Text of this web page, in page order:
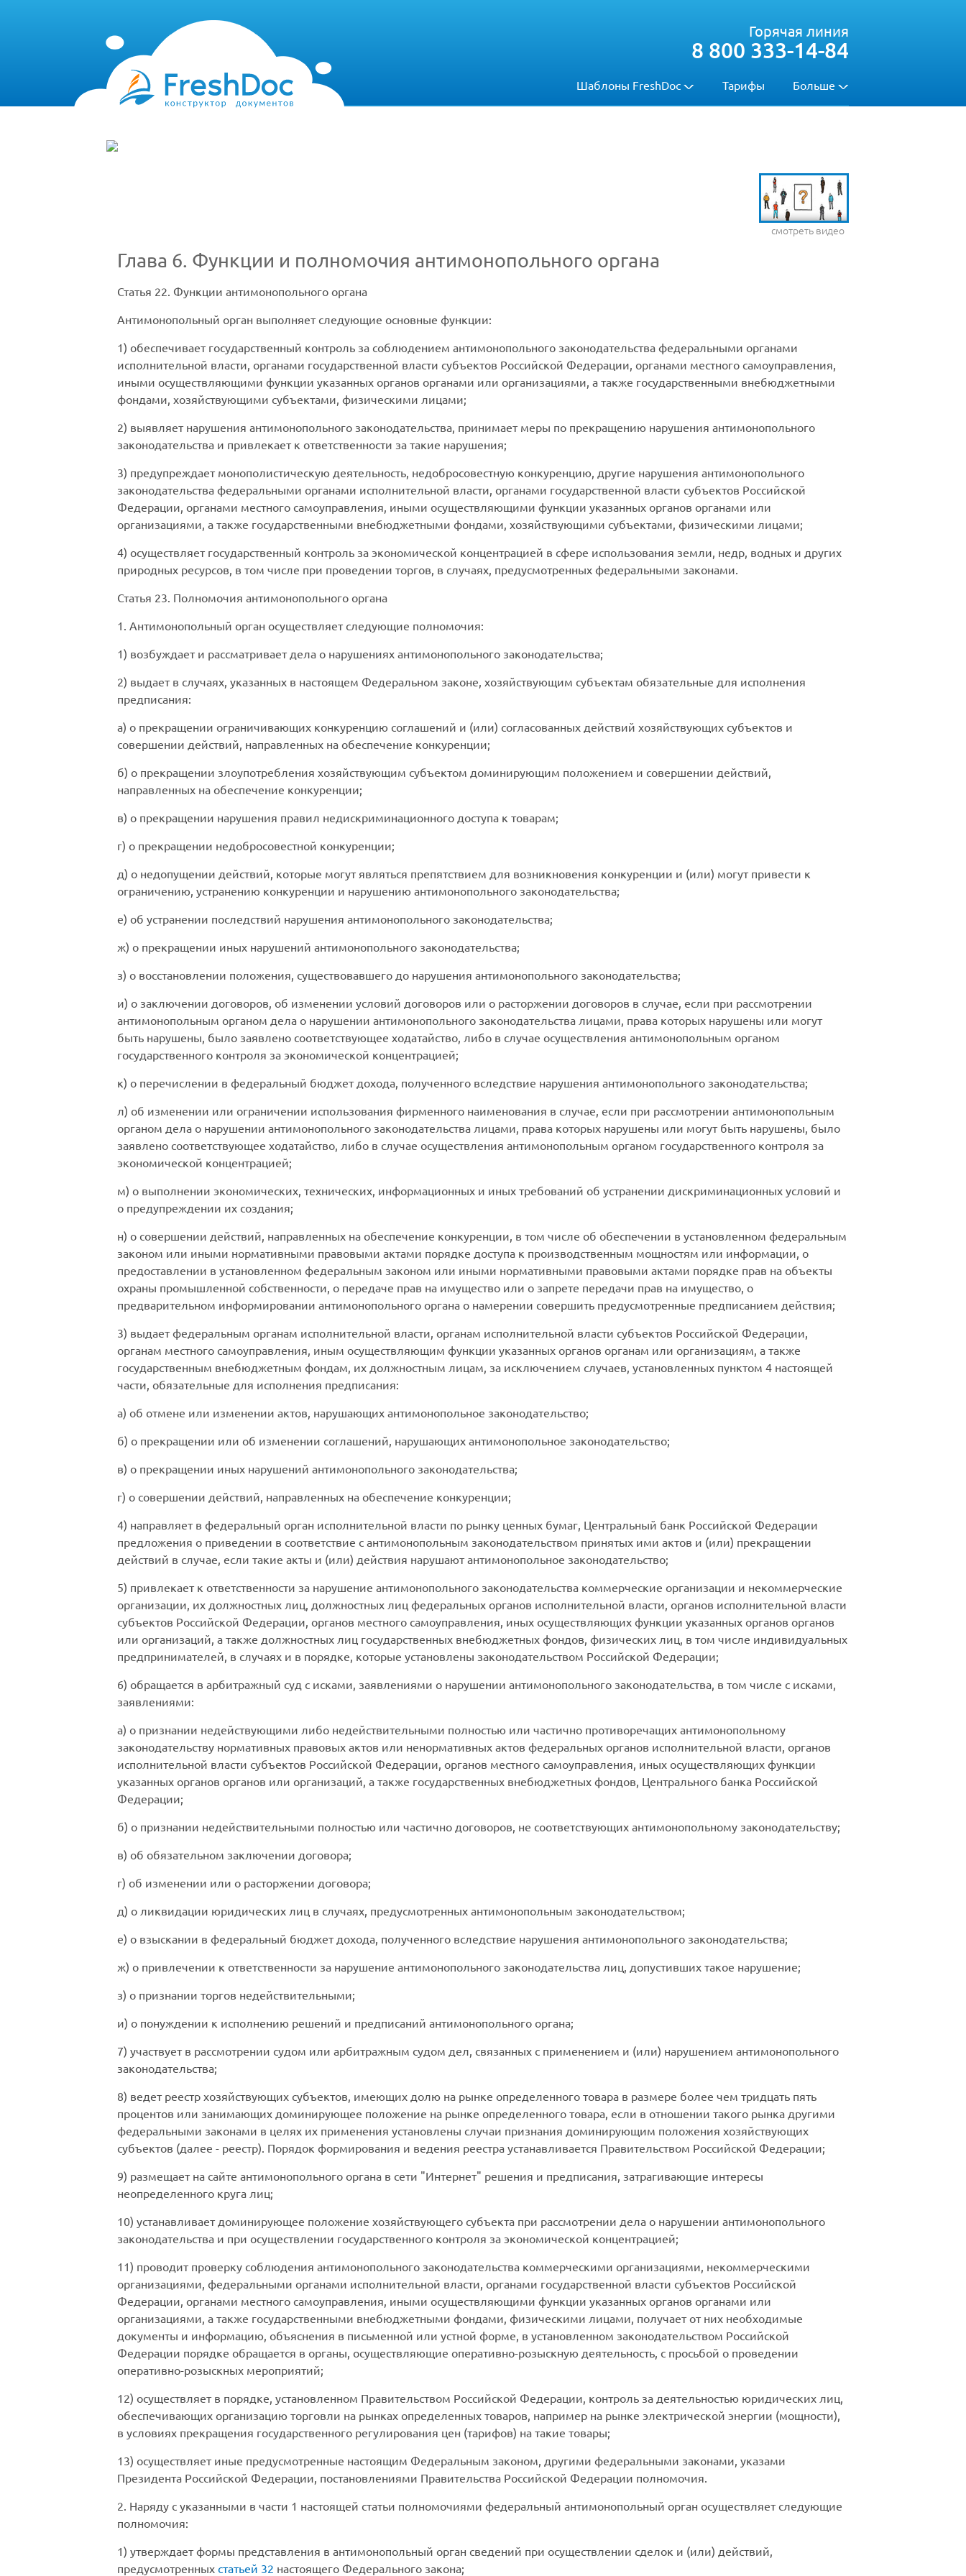
Шаблоны FreshDoc Тарифы Больше
Горячая линия
8 800 333-14-84
смотреть видео
Глава 6. Функции и полномочия антимонопольного органа
Статья 22. Функции антимонопольного органа
Антимонопольный орган выполняет следующие основные функции:
1) обеспечивает государственный контроль за соблюдением антимонопольного законодательства федеральными органами
исполнительной власти, органами государственной власти субъектов Российской Федерации, органами местного самоуправления,
иными осуществляющими функции указанных органов органами или организациями, а также государственными внебюджетными
фондами, хозяйствующими субъектами, физическими лицами;
2) выявляет нарушения антимонопольного законодательства, принимает меры по прекращению нарушения антимонопольного
законодательства и привлекает к ответственности за такие нарушения;
3) предупреждает монополистическую деятельность, недобросовестную конкуренцию, другие нарушения антимонопольного
законодательства федеральными органами исполнительной власти, органами государственной власти субъектов Российской
Федерации, органами местного самоуправления, иными осуществляющими функции указанных органов органами или
организациями, а также государственными внебюджетными фондами, хозяйствующими субъектами, физическими лицами;
4) осуществляет государственный контроль за экономической концентрацией в сфере использования земли, недр, водных и других
природных ресурсов, в том числе при проведении торгов, в случаях, предусмотренных федеральными законами.
Статья 23. Полномочия антимонопольного органа
1. Антимонопольный орган осуществляет следующие полномочия:
1) возбуждает и рассматривает дела о нарушениях антимонопольного законодательства;
2) выдает в случаях, указанных в настоящем Федеральном законе, хозяйствующим субъектам обязательные для исполнения
предписания:
а) о прекращении ограничивающих конкуренцию соглашений и (или) согласованных действий хозяйствующих субъектов и
совершении действий, направленных на обеспечение конкуренции;
б) о прекращении злоупотребления хозяйствующим субъектом доминирующим положением и совершении действий,
направленных на обеспечение конкуренции;
в) о прекращении нарушения правил недискриминационного доступа к товарам;
г) о прекращении недобросовестной конкуренции;
д) о недопущении действий, которые могут являться препятствием для возникновения конкуренции и (или) могут привести к
ограничению, устранению конкуренции и нарушению антимонопольного законодательства;
е) об устранении последствий нарушения антимонопольного законодательства;
ж) о прекращении иных нарушений антимонопольного законодательства;
з) о восстановлении положения, существовавшего до нарушения антимонопольного законодательства;
и) о заключении договоров, об изменении условий договоров или о расторжении договоров в случае, если при рассмотрении
антимонопольным органом дела о нарушении антимонопольного законодательства лицами, права которых нарушены или могут
быть нарушены, было заявлено соответствующее ходатайство, либо в случае осуществления антимонопольным органом
государственного контроля за экономической концентрацией;
к) о перечислении в федеральный бюджет дохода, полученного вследствие нарушения антимонопольного законодательства;
л) об изменении или ограничении использования фирменного наименования в случае, если при рассмотрении антимонопольным
органом дела о нарушении антимонопольного законодательства лицами, права которых нарушены или могут быть нарушены, было
заявлено соответствующее ходатайство, либо в случае осуществления антимонопольным органом государственного контроля за
экономической концентрацией;
м) о выполнении экономических, технических, информационных и иных требований об устранении дискриминационных условий и
о предупреждении их создания;
н) о совершении действий, направленных на обеспечение конкуренции, в том числе об обеспечении в установленном федеральным
законом или иными нормативными правовыми актами порядке доступа к производственным мощностям или информации, о
предоставлении в установленном федеральным законом или иными нормативными правовыми актами порядке прав на объекты
охраны промышленной собственности, о передаче прав на имущество или о запрете передачи прав на имущество, о
предварительном информировании антимонопольного органа о намерении совершить предусмотренные предписанием действия;
3) выдает федеральным органам исполнительной власти, органам исполнительной власти субъектов Российской Федерации,
органам местного самоуправления, иным осуществляющим функции указанных органов органам или организациям, а также
государственным внебюджетным фондам, их должностным лицам, за исключением случаев, установленных пунктом 4 настоящей
части, обязательные для исполнения предписания:
а) об отмене или изменении актов, нарушающих антимонопольное законодательство;
б) о прекращении или об изменении соглашений, нарушающих антимонопольное законодательство;
в) о прекращении иных нарушений антимонопольного законодательства;
г) о совершении действий, направленных на обеспечение конкуренции;
4) направляет в федеральный орган исполнительной власти по рынку ценных бумаг, Центральный банк Российской Федерации
предложения о приведении в соответствие с антимонопольным законодательством принятых ими актов и (или) прекращении
действий в случае, если такие акты и (или) действия нарушают антимонопольное законодательство;
5) привлекает к ответственности за нарушение антимонопольного законодательства коммерческие организации и некоммерческие
организации, их должностных лиц, должностных лиц федеральных органов исполнительной власти, органов исполнительной власти
субъектов Российской Федерации, органов местного самоуправления, иных осуществляющих функции указанных органов органов
или организаций, а также должностных лиц государственных внебюджетных фондов, физических лиц, в том числе индивидуальных
предпринимателей, в случаях и в порядке, которые установлены законодательством Российской Федерации;
6) обращается в арбитражный суд с исками, заявлениями о нарушении антимонопольного законодательства, в том числе с исками,
заявлениями:
а) о признании недействующими либо недействительными полностью или частично противоречащих антимонопольному
законодательству нормативных правовых актов или ненормативных актов федеральных органов исполнительной власти, органов
исполнительной власти субъектов Российской Федерации, органов местного самоуправления, иных осуществляющих функции
указанных органов органов или организаций, а также государственных внебюджетных фондов, Центрального банка Российской
Федерации;
б) о признании недействительными полностью или частично договоров, не соответствующих антимонопольному законодательству;
в) об обязательном заключении договора;
г) об изменении или о расторжении договора;
д) о ликвидации юридических лиц в случаях, предусмотренных антимонопольным законодательством;
е) о взыскании в федеральный бюджет дохода, полученного вследствие нарушения антимонопольного законодательства;
ж) о привлечении к ответственности за нарушение антимонопольного законодательства лиц, допустивших такое нарушение;
з) о признании торгов недействительными;
и) о понуждении к исполнению решений и предписаний антимонопольного органа;
7) участвует в рассмотрении судом или арбитражным судом дел, связанных с применением и (или) нарушением антимонопольного
законодательства;
8) ведет реестр хозяйствующих субъектов, имеющих долю на рынке определенного товара в размере более чем тридцать пять
процентов или занимающих доминирующее положение на рынке определенного товара, если в отношении такого рынка другими
федеральными законами в целях их применения установлены случаи признания доминирующим положения хозяйствующих
субъектов (далее - реестр). Порядок формирования и ведения реестра устанавливается Правительством Российской Федерации;
9) размещает на сайте антимонопольного органа в сети "Интернет" решения и предписания, затрагивающие интересы
неопределенного круга лиц;
10) устанавливает доминирующее положение хозяйствующего субъекта при рассмотрении дела о нарушении антимонопольного
законодательства и при осуществлении государственного контроля за экономической концентрацией;
11) проводит проверку соблюдения антимонопольного законодательства коммерческими организациями, некоммерческими
организациями, федеральными органами исполнительной власти, органами государственной власти субъектов Российской
Федерации, органами местного самоуправления, иными осуществляющими функции указанных органов органами или
организациями, а также государственными внебюджетными фондами, физическими лицами, получает от них необходимые
документы и информацию, объяснения в письменной или устной форме, в установленном законодательством Российской
Федерации порядке обращается в органы, осуществляющие оперативно-розыскную деятельность, с просьбой о проведении
оперативно-розыскных мероприятий;
12) осуществляет в порядке, установленном Правительством Российской Федерации, контроль за деятельностью юридических лиц,
обеспечивающих организацию торговли на рынках определенных товаров, например на рынке электрической энергии (мощности),
в условиях прекращения государственного регулирования цен (тарифов) на такие товары;
13) осуществляет иные предусмотренные настоящим Федеральным законом, другими федеральными законами, указами
Президента Российской Федерации, постановлениями Правительства Российской Федерации полномочия.
2. Наряду с указанными в части 1 настоящей статьи полномочиями федеральный антимонопольный орган осуществляет следующие
полномочия:
1) утверждает формы представления в антимонопольный орган сведений при осуществлении сделок и (или) действий,
предусмотренных статьей 32 настоящего Федерального закона;